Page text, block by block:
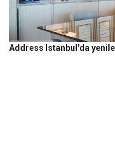
Address Istanbul'da